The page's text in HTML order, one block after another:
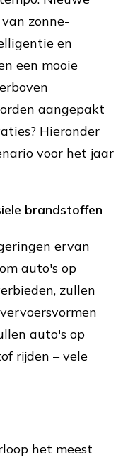
zonne-
en
een mooie
aangepakt
Hieronder
voor het jaar
brandstoffen
ervan
auto's op
zullen
auto's op
rijden – vele
het meest